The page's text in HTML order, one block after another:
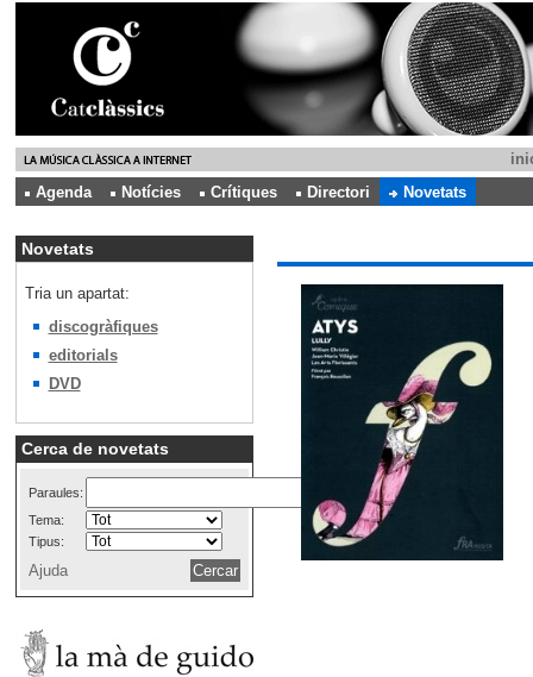
Agenda
Notícies Crítiques Directori Novetats
Novetats
Tria un apartat:
discogràfiques
editorials
DVD
Cerca de novetats
Paraules:
Tema:
Tipus:
Ajuda